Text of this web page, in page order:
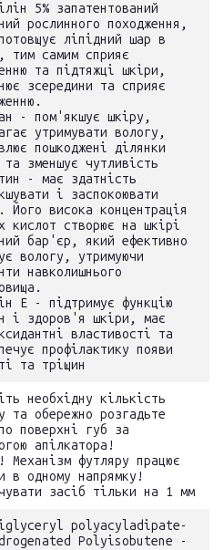
5% запатентований
рослинного походження,
ліпідний шар в
тим самим сприяє
та підтяжці шкіри,
зсередини та сприяє
- пом'якшує шкіру,
утримувати вологу,
пошкоджені ділянки
та зменшує чутливість
- має здатність
і заспокоювати
Його висока концентрація
кислот створює на шкірі
бар'єр, який ефективно
вологу, утримуючи
навколишнього
Е - підтримує функцію
і здоров'я шкіри, має
властивості та
профілактику появи
та тріщин
необхідну кількість
та обережно розгадьте
поверхні губ за
апілкатора!
Механізм футляру працює
в одному напрямку!
засіб тільки на 1 мм
polyacyladipate-
Polyisobutene -